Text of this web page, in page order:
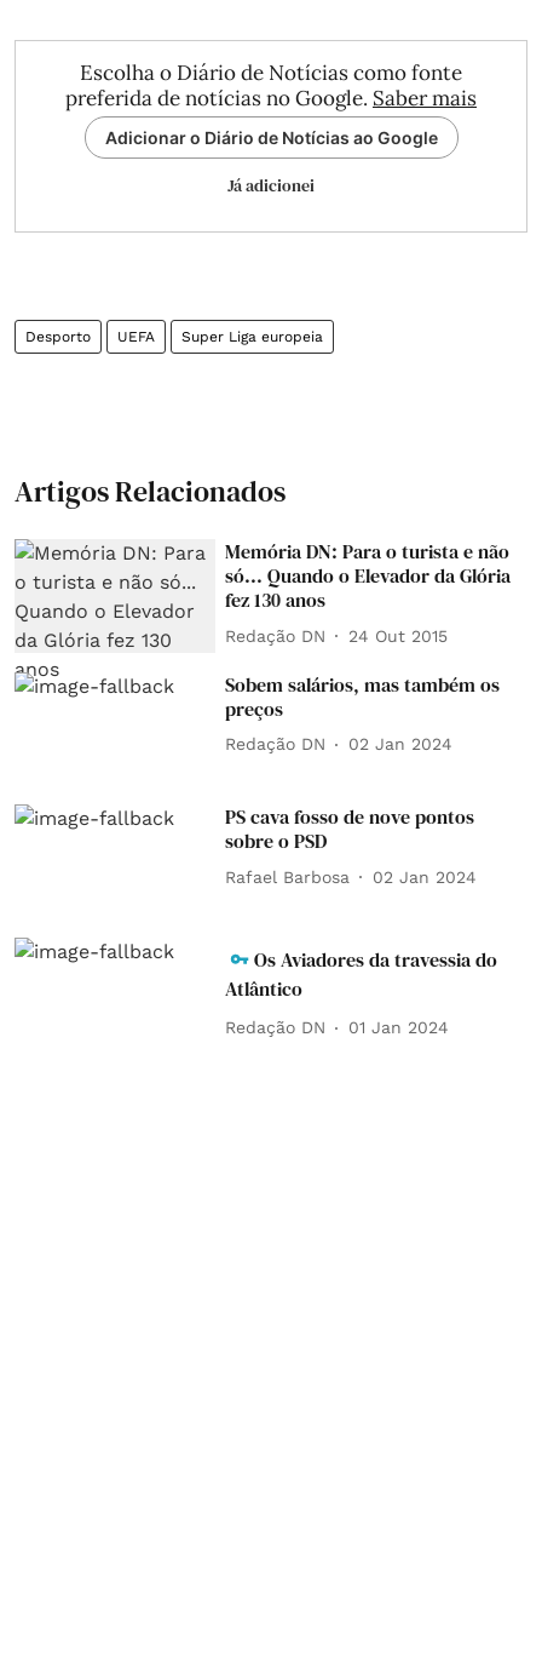
Escolha o Diário de Notícias como fonte
preferida de notícias no Google. Saber mais
Adicionar o Diário de Notícias ao Google
Já adicionei
Desporto UEFA Super Liga europeia
Artigos Relacionados
Memória DN: Para o turista e não
só... Quando o Elevador da Glória
fez 130 anos
Redação DN 24 Out 2015
Sobem salários, mas também os
preços
Redação DN 02 Jan 2024
PS cava fosso de nove pontos
sobre o PSD
Rafael Barbosa 02 Jan 2024
Os Aviadores da travessia do
Atlântico
Redação DN 01 Jan 2024